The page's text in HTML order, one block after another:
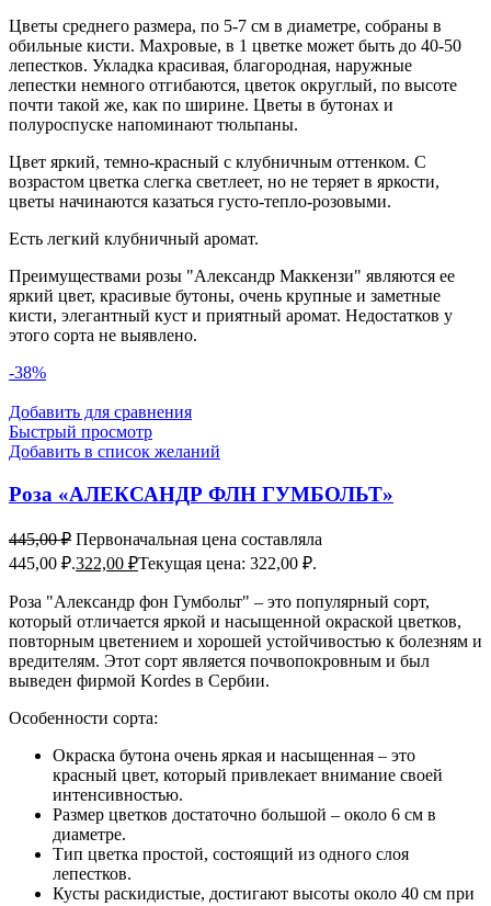
Цветы среднего размера, по 5-7 см в диаметре, собраны в
обильные кисти. Махровые, в 1 цветке может быть до 40-50
лепестков. Укладка красивая, благородная, наружные
лепестки немного отгибаются, цветок округлый, по высоте
почти такой же, как по ширине. Цветы в бутонах и
полуроспуске напоминают тюльпаны.
Цвет яркий, темно-красный с клубничным оттенком. С
возрастом цветка слегка светлеет, но не теряет в яркости,
цветы начинаются казаться густо-тепло-розовыми.
Есть легкий клубничный аромат.
Преимуществами розы "Александр Маккензи" являются ее
яркий цвет, красивые бутоны, очень крупные и заметные
кисти, элегантный куст и приятный аромат. Недостатков у
этого сорта не выявлено.
-38%
Добавить для сравнения
Быстрый просмотр
Добавить в список желаний
Роза «АЛЕКСАНДР ФЛН ГУМБОЛЬТ»
445,00₽ Первоначальная цена составляла
445,00 ₽.322,00 ₽Текущая цена: 322,00 ₽.
Роза "Александр фон Гумбольт" – это популярный сорт,
который отличается яркой и насыщенной окраской цветков,
повторным цветением и хорошей устойчивостью к болезням и
вредителям. Этот сорт является почвопокровным и был
выведен фирмой Kordes в Сербии.
Особенности сорта:
Окраска бутона очень яркая и насыщенная – это
красный цвет, который привлекает внимание своей
интенсивностью.
Размер цветков достаточно большой – около 6 см в
диаметре.
Тип цветка простой, состоящий из одного слоя
лепестков.
Кусты раскидистые, достигают высоты около 40 см при